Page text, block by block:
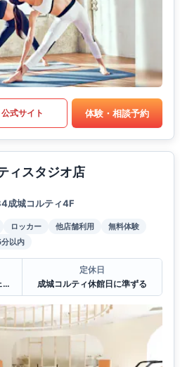
公式サイト 体験・相談予約
ィスタジオ店
成城コルティ4F
ロッカー 他店舗利用
無料体験
以内
全日 10:00〜20:00(最終チェックイン19:30)
定休日
成城コルティ休館日に準ずる